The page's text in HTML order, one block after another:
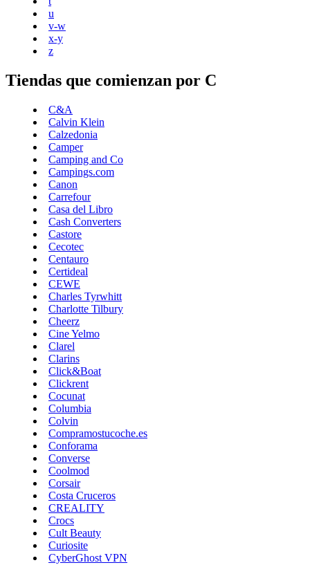
u
v-w
x-y
z
Tiendas que comienzan por C
C&A
Calvin Klein
Calzedonia
Camper
Camping and Co
Campings.com
Canon
Carrefour
Casa del Libro
Cash Converters
Castore
Cecotec
Centauro
Certideal
CEWE
Charles Tyrwhitt
Charlotte Tilbury
Cheerz
Cine Yelmo
Clarel
Clarins
Click&Boat
Clickrent
Cocunat
Columbia
Colvin
Compramostucoche.es
Conforama
Converse
Coolmod
Corsair
Costa Cruceros
CREALITY
Crocs
Cult Beauty
Curiosite
CyberGhost VPN